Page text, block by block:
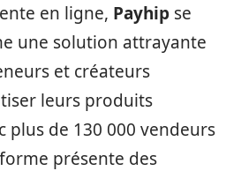
en ligne, Payhip se
une solution attrayante
et créateurs
leurs produits
plus de 130 000 vendeurs
présente des